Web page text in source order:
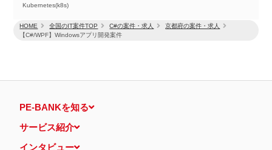
HOME 全国のIT案件TOP C#の案件・求人
京都府の案件・求人
【C#/WPF】Windowsアプリ開発案件
Kubernetes(k8s)
PE-BANKを知る
サービス紹介
インタビュー